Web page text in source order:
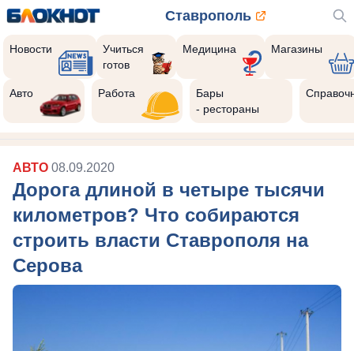
Ставрополь
Новости
Учиться
готов
Медицина Магазины
Авто Работа
Бары
- рестораны
АВТО 08.09.2020
Дорога длиной в четыре тысячи
километров? Что собираются
строить власти Ставрополя на
Серова